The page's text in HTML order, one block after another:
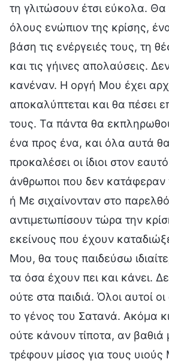
τη γλιτώσουν έτσι εύκολα.
όλους ενώπιον της κρίσης,
βάση τις ενέργειές τους, τη
και τις γήινες απολαύσεις.
κανέναν. Η οργή Μου έχει
αποκαλύπτεται και θα πέσει
τους. Τα πάντα θα
ένα προς ένα, και όλα αυτά
προκαλέσει οι ίδιοι στον
άνθρωποι που δεν
ή Με σιχαίνονταν στο
αντιμετωπίσουν τώρα την
εκείνους που έχουν
Μου, θα τους παιδεύσω
τα όσα έχουν πει και κάνει.
ούτε στα παιδιά. Όλοι αυτοί
το γένος του Σατανά. Ακόμα
ούτε κάνουν τίποτα, αν βαθιά
τρέφουν μίσος για τους